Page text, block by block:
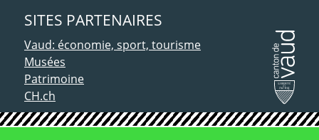
SITES PARTENAIRES
Vaud: économie, sport, tourisme
Musées
Patrimoine
CH.ch